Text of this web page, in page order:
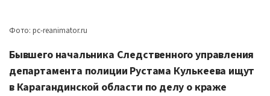
Фото: pc-reanimator.ru
Бывшего начальника Следственного управления
департамента полиции Рустама Кулькеева ищут
в Карагандинской области по делу о краже